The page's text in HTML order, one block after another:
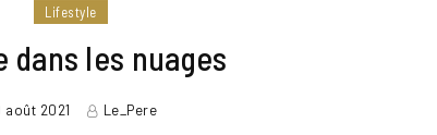
Lifestyle
dans les nuages
août 2021 Le_Pere